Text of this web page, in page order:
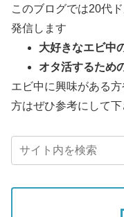
このブログでは20代
発信します
大好きなエビ中
オタ活するため
エビ中に興味がある
方はぜひ参考にして下